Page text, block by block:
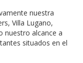
nuestra
Villa Lugano,
nuestro alcance a
situados en el